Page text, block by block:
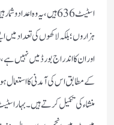
اسٹیٹ636ہیں، یہ وہ
ہزاروں؛ بلکہ لاکھوں کی تعداد
اور ان کا اندراج بورڈ میں نہیں
کے مطابق اس کی آمدنی کا استعمال
منشاء کی تکمیل کرتے ہیں۔ بہار